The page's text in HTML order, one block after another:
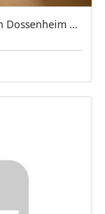
Monteurwohnung zentral in Dossenheim bei Heidelberg